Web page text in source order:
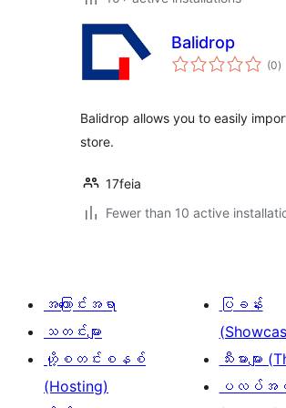
Balidrop
(0)
Balidrop allows you to easily
store.
17feia
Fewer than 10 active
အကြောင်းအရာ
သတင်းများ
ဟို့စတင်းစနစ်
(Hosting)
ပြခန်း
သီးမားများ
ပလပ်အင်မ